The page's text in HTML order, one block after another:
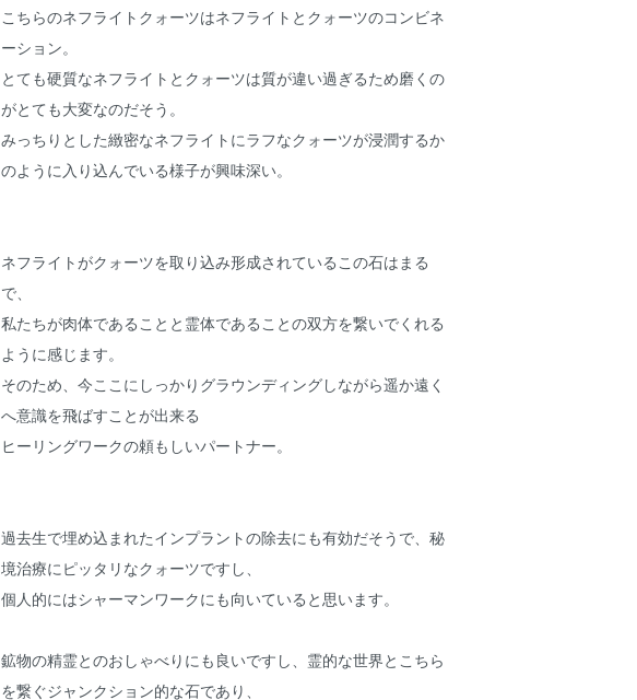
こちらのネフライトクォーツはネフライトとクォーツのコンビネ
ーション。
とても硬質なネフライトとクォーツは質が違い過ぎるため磨くの
がとても大変なのだそう。
みっちりとした緻密なネフライトにラフなクォーツが浸潤するか
のように入り込んでいる様子が興味深い。
ネフライトがクォーツを取り込み形成されているこの石はまる
で、
私たちが肉体であることと霊体であることの双方を繋いでくれる
ように感じます。
そのため、今ここにしっかりグラウンディングしながら遥か遠く
へ意識を飛ばすことが出来る
ヒーリングワークの頼もしいパートナー。
過去生で埋め込まれたインプラントの除去にも有効だそうで、秘
境治療にピッタリなクォーツですし、
個人的にはシャーマンワークにも向いていると思います。
鉱物の精霊とのおしゃべりにも良いですし、霊的な世界とこちら
を繋ぐジャンクション的な石であり、